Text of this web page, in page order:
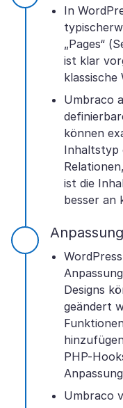
In
„Pages“
ist klar
klassische
Umbraco
können
Inhaltstyp
ist die
besser an
Designs
geändert
PHP-
Umbraco